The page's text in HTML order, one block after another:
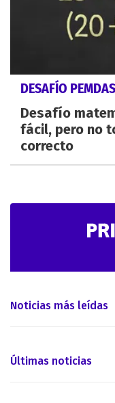
DESAFÍO PEMDAS
Desafío
fácil, pero no
correcto
Noticias más leídas
Últimas noticias